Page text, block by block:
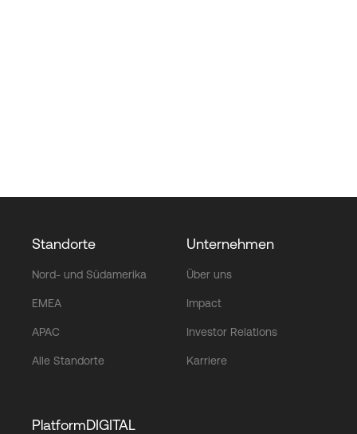
Standorte
Nord- und Südamerika
EMEA
APAC
Alle Standorte
Unternehmen
Über uns
Impact
Investor Relations
Karriere
PlatformDIGITAL